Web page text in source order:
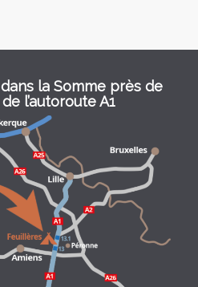
la Somme près de
l’autoroute A1